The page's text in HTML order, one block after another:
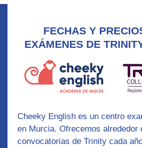
FECHAS Y
EXÁMENES DE
Cheeky English es un centro
en Murcia. Ofrecemos alrededor
convocatorias de Trinity cada